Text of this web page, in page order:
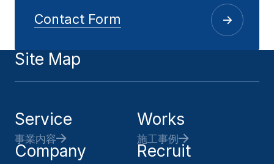
Contact Form
Site Map
Service
事業内容
Works
施工事例
Company Recruit